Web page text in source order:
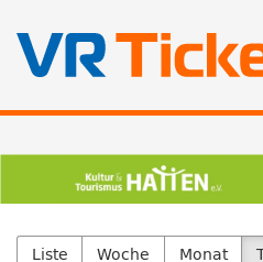
Haupt-
springen
Kultur-
und
Liste Woche Monat